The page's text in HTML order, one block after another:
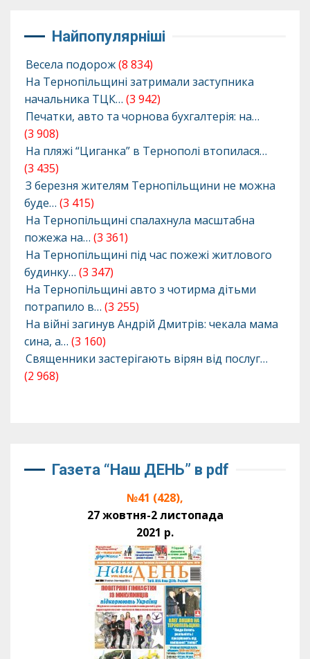
Найпопулярніші
Весела подорож(8 834)
На Тернопільщині затримали заступника
начальника ТЦК… (3 942)
Печатки, авто та чорнова бухгалтерія: на…
(3 908)
На пляжі “Циганка” в Тернополі втопилася…
(3 435)
З березня жителям Тернопільщини не можна
буде… (3 415)
На Тернопільщині спалахнула масштабна
пожежа на… (3 361)
На Тернопільщині під час пожежі житлового
будинку… (3 347)
На Тернопільщині авто з чотирма дітьми
потрапило в… (3 255)
На війні загинув Андрій Дмитрів: чекала мама
сина, а… (3 160)
Священники застерігають вірян від послуг…
(2 968)
Газета “Наш ДЕНЬ” в pdf
№41 (428),
27 жовтня-2 листопада
2021 р.